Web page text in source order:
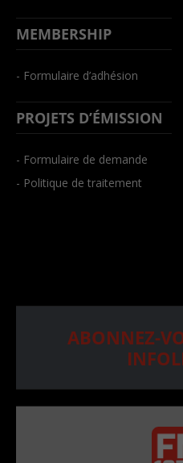
MEMBERSHIP
- Formulaire d’adhésion
PROJETS D’ÉMISSION
- Formulaire de demande
- Politique de traitement
ABONNEZ-